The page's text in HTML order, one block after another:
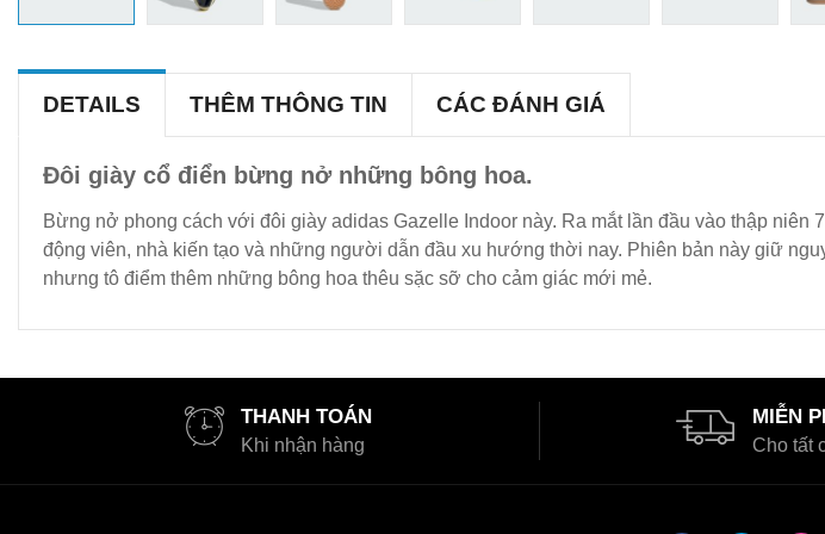
DETAILS THÊM THÔNG TIN CÁC ĐÁNH GIÁ
Đôi giày cổ điển bừng nở những bông hoa.
Bừng nở phong cách với đôi giày adidas Gazelle Indoor này. Ra mắt lần đầu vào thập
động viên, nhà kiến tạo và những người dẫn đầu xu hướng thời nay. Phiên bản này giữ
nhưng tô điểm thêm những bông hoa thêu sặc sỡ cho cảm giác mới mẻ.
THANH TOÁN
Khi nhận hàng
MIỄN
Cho tất